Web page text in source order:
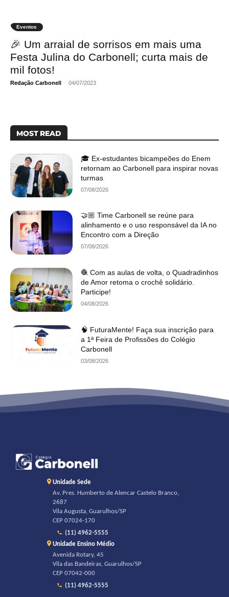
Eventos
🎉 Um arraial de sorrisos em mais uma
Festa Julina do Carbonell; curta mais de
mil fotos!
Redação Carbonell - 04/07/2023
MOST READ
🎓 Ex-estudantes bicampeões do Enem
retornam ao Carbonell para inspirar novas
turmas
07/08/2026
🤝🏼 Time Carbonell se reúne para
alinhamento e o uso responsável da IA no
Encontro com a Direção
07/08/2026
🧶 Com as aulas de volta, o Quadradinhos
de Amor retoma o crochê solidário.
Participe!
04/08/2026
🧠 FuturaMente! Faça sua inscrição para
a 1ª Feira de Profissões do Colégio
Carbonell
03/08/2026
Unidade Sede
Av. Pres. Humberto de Alencar Castelo Branco,
2687
Vila Augusta, Guarulhos/SP
CEP 07024-170
(11) 4962-5555
Unidade Ensino Médio
Avenida Rotary, 45
Vila das Bandeiras, Guarulhos/SP
CEP 07042-000
(11) 4962-5555